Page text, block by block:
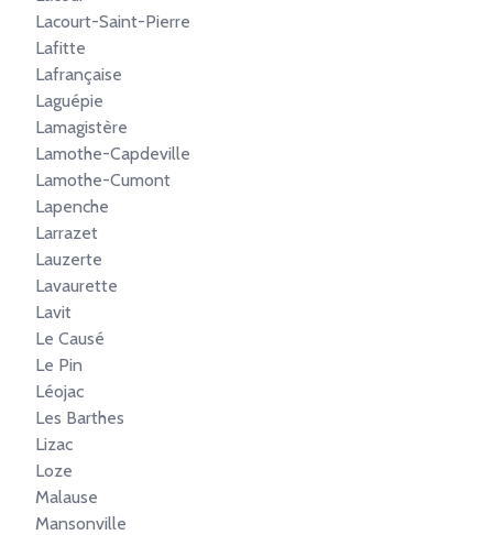
Lacourt-Saint-Pierre
Lafitte
Lafrançaise
Laguépie
Lamagistère
Lamothe-Capdeville
Lamothe-Cumont
Lapenche
Larrazet
Lauzerte
Lavaurette
Lavit
Le Causé
Le Pin
Léojac
Les Barthes
Lizac
Loze
Malause
Mansonville